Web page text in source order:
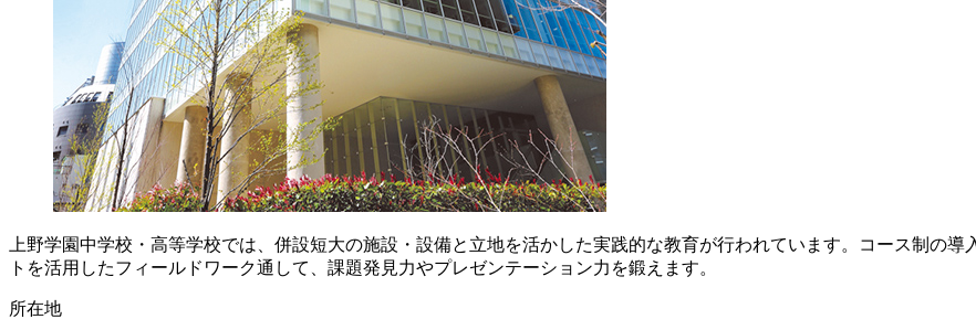
上野学園中学校・高等学校では、併設短大の施設・設備と立地を活かした実践的な教育が行われています。コース制の
トを活用したフィールドワーク通して、課題発見力やプレゼンテーション力を鍛えます。
所在地